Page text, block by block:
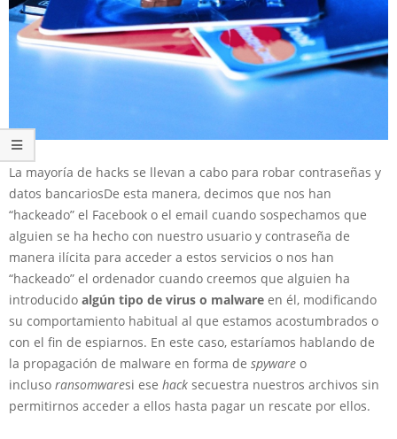
La mayoría de hacks se llevan a cabo para robar contraseñas y
datos bancariosDe esta manera, decimos que nos han
“hackeado” el Facebook o el email cuando sospechamos que
alguien se ha hecho con nuestro usuario y contraseña de
manera ilícita para acceder a estos servicios o nos han
“hackeado” el ordenador cuando creemos que alguien ha
introducido algún tipo de virus o malware en él, modificando
su comportamiento habitual al que estamos acostumbrados o
con el fin de espiarnos. En este caso, estaríamos hablando de
la propagación de malware en forma de spyware o
incluso ransomwaresi ese hack secuestra nuestros archivos sin
permitirnos acceder a ellos hasta pagar un rescate por ellos.